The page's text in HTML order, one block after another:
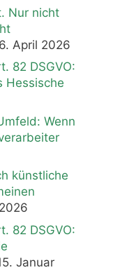
Nur nicht
April 2026
82 DSGVO:
Hessische
Wenn
künstliche
82 DSGVO:
Januar